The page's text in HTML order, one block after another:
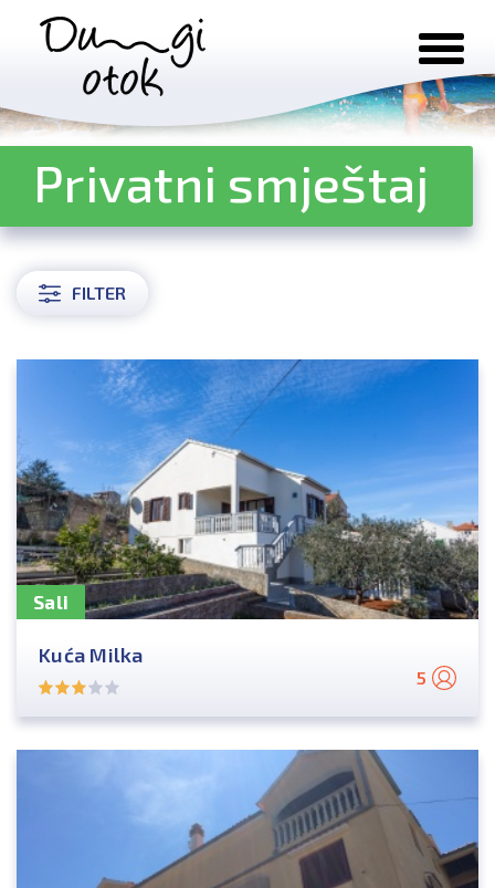
Preskoči na sadržaj
Privatni smještaj
FILTER
Sali
Kuća Milka
5